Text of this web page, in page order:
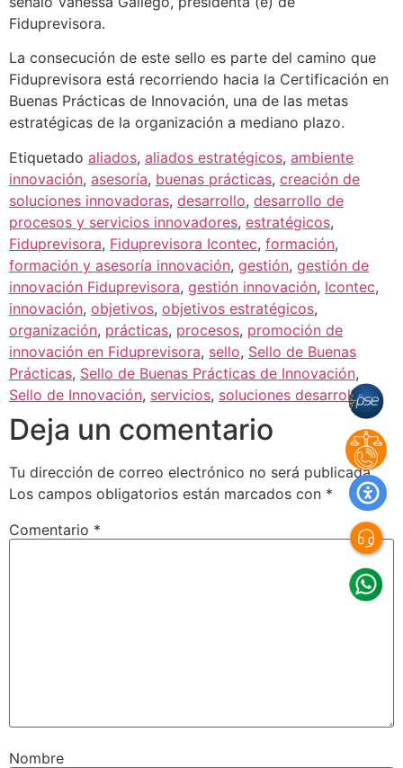
Fiduprevisora.
La consecución de este sello es parte del camino que
Fiduprevisora está recorriendo hacia la Certificación en
Buenas Prácticas de Innovación, una de las metas
estratégicas de la organización a mediano plazo.
Etiquetado aliados, aliados estratégicos, ambiente
innovación, asesoría, buenas prácticas, creación de
soluciones innovadoras, desarrollo, desarrollo de
procesos y servicios innovadores, estratégicos,
Fiduprevisora, Fiduprevisora Icontec, formación,
formación y asesoría innovación, gestión, gestión de
innovación Fiduprevisora, gestión innovación, Icontec,
innovación, objetivos, objetivos estratégicos,
organización, prácticas, procesos, promoción de
innovación en Fiduprevisora, sello, Sello de Buenas
Prácticas, Sello de Buenas Prácticas de Innovación,
Sello de Innovación, servicios, soluciones desarrollo
Deja un comentario
Tu dirección de correo electrónico no será publicada.
Los campos obligatorios están marcados con *
Comentario *
Nombre